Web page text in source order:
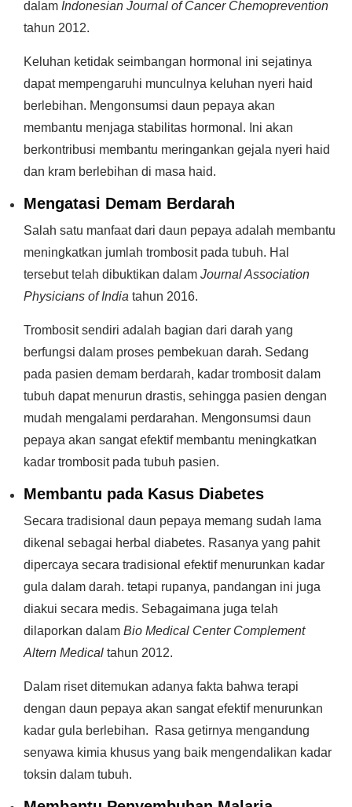
dalam Indonesian Journal of Cancer Chemoprevention
tahun 2012.
Keluhan ketidak seimbangan hormonal ini sejatinya
dapat mempengaruhi munculnya keluhan nyeri haid
berlebihan. Mengonsumsi daun pepaya akan
membantu menjaga stabilitas hormonal. Ini akan
berkontribusi membantu meringankan gejala nyeri haid
dan kram berlebihan di masa haid.
Mengatasi Demam Berdarah
Salah satu manfaat dari daun pepaya adalah membantu
meningkatkan jumlah trombosit pada tubuh. Hal
tersebut telah dibuktikan dalam Journal Association
Physicians of India tahun 2016.
Trombosit sendiri adalah bagian dari darah yang
berfungsi dalam proses pembekuan darah. Sedang
pada pasien demam berdarah, kadar trombosit dalam
tubuh dapat menurun drastis, sehingga pasien dengan
mudah mengalami perdarahan. Mengonsumsi daun
pepaya akan sangat efektif membantu meningkatkan
kadar trombosit pada tubuh pasien.
Membantu pada Kasus Diabetes
Secara tradisional daun pepaya memang sudah lama
dikenal sebagai herbal diabetes. Rasanya yang pahit
dipercaya secara tradisional efektif menurunkan kadar
gula dalam darah. tetapi rupanya, pandangan ini juga
diakui secara medis. Sebagaimana juga telah
dilaporkan dalam Bio Medical Center Complement
Altern Medical tahun 2012.
Dalam riset ditemukan adanya fakta bahwa terapi
dengan daun pepaya akan sangat efektif menurunkan
kadar gula berlebihan. Rasa getirnya mengandung
senyawa kimia khusus yang baik mengendalikan kadar
toksin dalam tubuh.